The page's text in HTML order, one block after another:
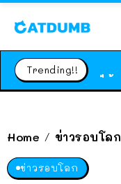
Trending!!
Home / ข่าวรอบโลก
ข่าวรอบโลก